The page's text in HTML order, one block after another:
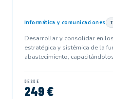
Informática y comunicaciones
Desarrollar y consolidar en
estratégica y sistémica de la
abastecimiento,
DESDE
249 €